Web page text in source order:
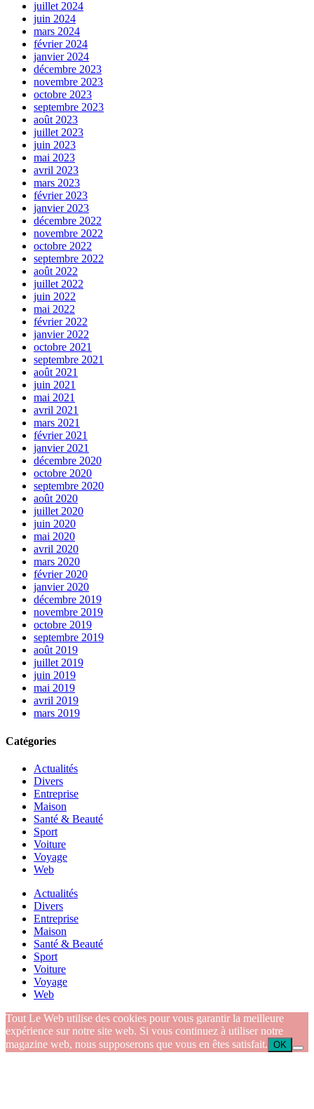
juillet 2024
juin 2024
mars 2024
février 2024
janvier 2024
décembre 2023
novembre 2023
octobre 2023
septembre 2023
août 2023
juillet 2023
juin 2023
mai 2023
avril 2023
mars 2023
février 2023
janvier 2023
décembre 2022
novembre 2022
octobre 2022
septembre 2022
août 2022
juillet 2022
juin 2022
mai 2022
février 2022
janvier 2022
octobre 2021
septembre 2021
août 2021
juin 2021
mai 2021
avril 2021
mars 2021
février 2021
janvier 2021
décembre 2020
octobre 2020
septembre 2020
août 2020
juillet 2020
juin 2020
mai 2020
avril 2020
mars 2020
février 2020
janvier 2020
décembre 2019
novembre 2019
octobre 2019
septembre 2019
août 2019
juillet 2019
juin 2019
mai 2019
avril 2019
mars 2019
Catégories
Actualités
Divers
Entreprise
Maison
Santé & Beauté
Sport
Voiture
Voyage
Web
Actualités
Divers
Entreprise
Maison
Santé & Beauté
Sport
Voiture
Voyage
Web
Tout Le Web utilise des cookies pour vous garantir la meilleure
expérience sur notre site web. Si vous continuez à utiliser notre
magazine web, nous supposerons que vous en êtes satisfait. OK